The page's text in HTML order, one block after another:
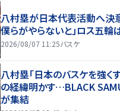
八村塁が日本代表活動へ決
僕らがやらないと」ロス五輪
2026/08/07 11:25バスケ
八村塁「日本のバスケを強く
の経緯明かす…BLACK
が集結